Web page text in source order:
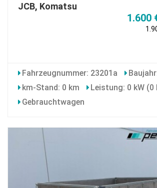
JCB, Komatsu
1.600
Fahrzeugnummer: 23201a
km-Stand: 0 km
Leistung: 0 kW (0
Gebrauchtwagen